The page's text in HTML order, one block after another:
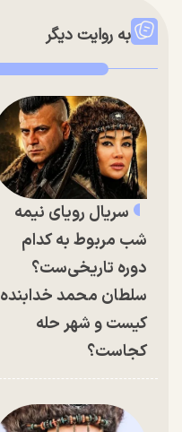
به روایت دیگر
سریال رویای نیمه
شب مربوط به کدام
دوره تاریخی‌ست؟
سلطان محمد خدابنده
کیست و شهر حله
کجاست؟